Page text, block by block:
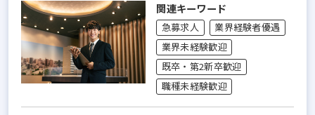
関連キーワード
急募求人
業界経験者優遇
業界未経験歓迎
既卒・第2新卒歓迎
職種未経験歓迎